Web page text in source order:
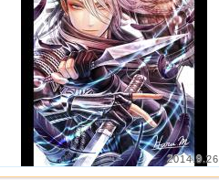
2014.9.26